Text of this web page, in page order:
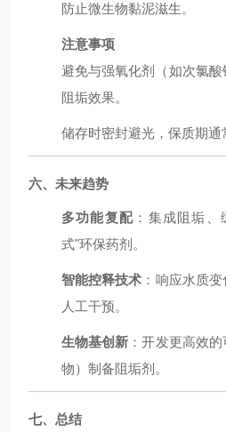
防止微生物黏泥滋生。
注意事项
避免与强氧化剂（如次氯
阻垢效果。
储存时密封避光，保质期通
六、未来趋势
多功能复配 ：集成阻垢
式"环保药剂。
智能控释技术 ：响应水质
人工干预。
生物基创新 ：开发更高效
物）制备阻垢剂。
七、总结